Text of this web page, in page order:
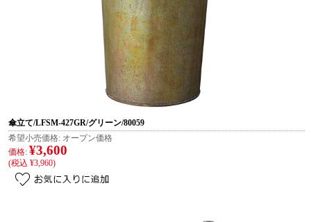
傘立て/LFSM-427GR/グリーン/80059
希望小売価格: オープン価格
価格: ¥3,600
(税込 ¥3,960)